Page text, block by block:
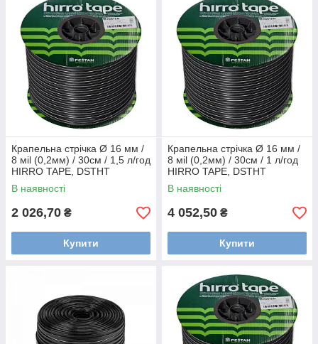
Крапельна стрічка Ø 16 мм /
8 мil (0,2мм) / 30см / 1,5 л/год
HIRRO TAPE, DSTHT
16081530-0500
В наявності
2 026,70 ₴
Купити
Крапельна стрічка Ø 16 мм /
8 мil (0,2мм) / 30см / 1 л/год
HIRRO TAPE, DSTHT
16081030-1000
В наявності
4 052,50 ₴
Купити